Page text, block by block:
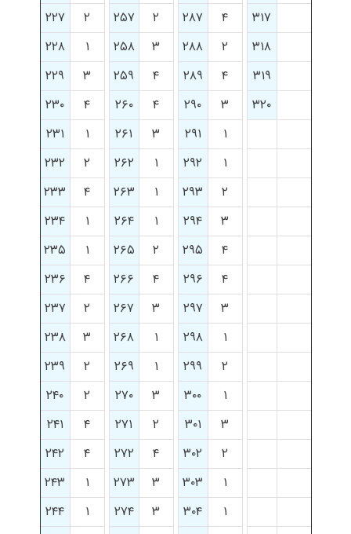
۳۱۷
۴ ۲۸۷ ۲ ۲۵۷ ۲
۲۲۷
۳۱۸
۲ ۲۸۸ ۳ ۲۵۸ ۱
۲۲۸
۳۱۹
۴ ۲۸۹ ۴ ۲۵۹ ۳
۲۲۹
۳۲۰
۳ ۲۹۰ ۴ ۲۶۰ ۴
۲۳۰
۱
۲۹۱ ۳ ۲۶۱ ۱
۲۳۱
۱
۲۹۲ ۱ ۲۶۲ ۲
۲۳۲
۲
۲۹۳ ۱ ۲۶۳ ۴
۲۳۳
۳
۲۹۴ ۱ ۲۶۴ ۱
۲۳۴
۴
۲۹۵ ۲ ۲۶۵ ۱
۲۳۵
۴
۲۹۶ ۴ ۲۶۶ ۴
۲۳۶
۳
۲۹۷ ۳ ۲۶۷ ۲
۲۳۷
۱
۲۹۸ ۱ ۲۶۸ ۳
۲۳۸
۲
۲۹۹ ۱ ۲۶۹ ۲
۲۳۹
۱
۳۰۰ ۳ ۲۷۰ ۲
۲۴۰
۳
۳۰۱ ۲ ۲۷۱ ۴
۲۴۱
۲
۳۰۲ ۴ ۲۷۲ ۴
۲۴۲
۱
۳۰۳ ۳ ۲۷۳ ۱
۲۴۳
۱
۳۰۴ ۳ ۲۷۴ ۱
۲۴۴